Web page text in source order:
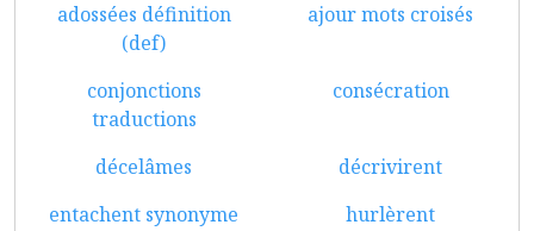
adossées définition
(def)
ajour mots croisés
conjonctions
traductions
consécration
décelâmes
décrivirent
entachent synonyme
hurlèrent